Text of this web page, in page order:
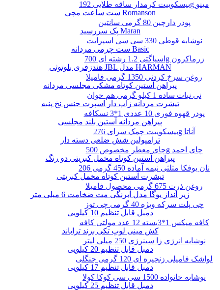
بیسکوییت کرمدار ساقه طلایی 192g مینو
پودر دارچین 80 گرمی سانتین
نوشابه قوطی 330 سی سی اسپرایت
اسپاگتی 1.2 رشته ای 700g زرماکرون
روغن سرخ کردنی 1350 گرمی فامیلا
نی نبات ساده 1 کیلو گرمی هم خوان
پودر قهوه فوری 10 عددی 1*3 نسکافه
بیسکوییت چمک سرای 276g آناتا
چای معطر مخصوص 500g چای احمد
نان یوفکا مثلثی نیمه آماده 450 گرمی 206
روغن ذرت 675 گرمی محصول فامیلا
چی پلت سرکه ویژه 40 گرمی چی توز
کافه میکس 1*3بسته 12 عدد مولتی کافه
نوشابه انرژی زا سینرژی 250 میلی لیتر
لواشک فامیلی زنجیره ای 120 گرمی جنگلی
نوشابه خانواده 1500 سی سی کوکا کولا
ست ساعت مچی Romanson
پک سررسید Maran
ست چرمی مردانه Basic
هندزفری بلوتوثی JBL مدل HARMAN
پیراهن آستین کوتاه مشکی مجلسی مردانه
تیشرت مردانه زاپ دار اسپرت جنس نخ پنبه
پیراهن مردانه آستین بلند مجلسی
ترامپولین شش ضلعی دسته دار
پیراهن آستین کوتاه مخمل کبریتی دو رنگ
تیشرت آستین کوتاه مخمل کبریتی
زیر انداز یوگا مدل آبرنگی مت ضخامت 6 میلی متر
دمبل قابل تنظیم 10 کیلویی
کش مینی لوپ تکی برند تراباند
دمبل قابل تنظیم 20 کیلویی
دمبل قابل تنظیم 17 کیلویی
دمبل قابل تنظیم 25 کیلویی